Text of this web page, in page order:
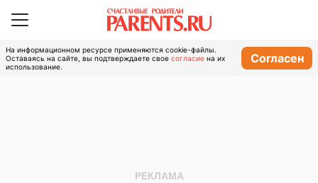
На информационном ресурсе применяются cookie-файлы.
Оставаясь на сайте, вы подтверждаете свое согласие на их
использование.
Согласен